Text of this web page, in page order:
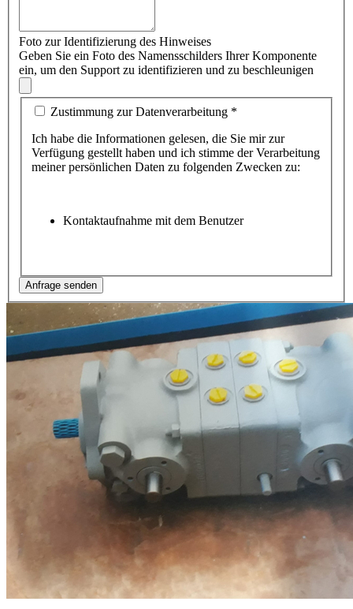
Foto zur Identifizierung des Hinweises
Geben Sie ein Foto des Namensschilders Ihrer Komponente
ein, um den Support zu identifizieren und zu beschleunigen
Zustimmung zur Datenverarbeitung *
Ich habe die Informationen gelesen, die Sie mir zur
Verfügung gestellt haben und ich stimme der Verarbeitung
meiner persönlichen Daten zu folgenden Zwecken zu:
Kontaktaufnahme mit dem Benutzer